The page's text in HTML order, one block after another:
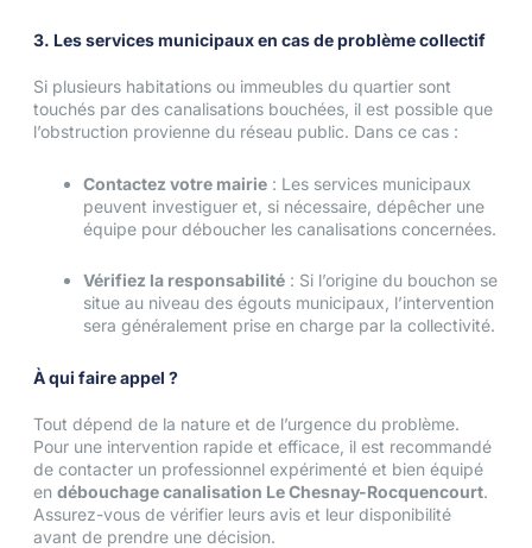
3. Les services municipaux en cas de problème collectif
Si plusieurs habitations ou immeubles du quartier sont
touchés par des canalisations bouchées, il est possible que
l’obstruction provienne du réseau public. Dans ce cas :
Contactez votre mairie : Les services municipaux
peuvent investiguer et, si nécessaire, dépêcher une
équipe pour déboucher les canalisations concernées.
Vérifiez la responsabilité : Si l’origine du bouchon se
situe au niveau des égouts municipaux, l’intervention
sera généralement prise en charge par la collectivité.
À qui faire appel ?
Tout dépend de la nature et de l’urgence du problème.
Pour une intervention rapide et efficace, il est recommandé
de contacter un professionnel expérimenté et bien équipé
en débouchage canalisation Le Chesnay-Rocquencourt.
Assurez-vous de vérifier leurs avis et leur disponibilité
avant de prendre une décision.